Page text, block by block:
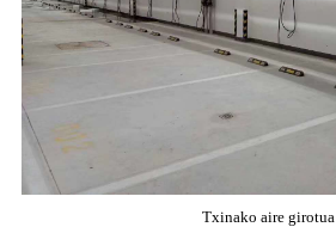
Txinako aire girotua